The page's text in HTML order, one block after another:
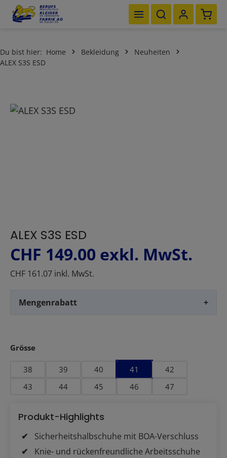
Zum Hauptinhalt springen
Du bist hier: Home Bekleidung
Neuheiten
ALEX S3S ESD
Bildergalerie überspringen
ALEX S3S ESD
CHF 149.00 exkl. MwSt.
CHF 161.07 inkl. MwSt.
Mengenrabatt +
Grösse
38 39 40 41
42
43
44 45 46 47
Produkt-Highlights
Sicherheitshalbschuhe mit BOA-Verschluss
Knie- und rückenfreundliche Arbeitsschuhe